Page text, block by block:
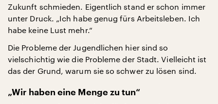
Zukunft schmieden. Eigentlich stand er schon immer
unter Druck. „Ich habe genug fürs Arbeitsleben. Ich
habe keine Lust mehr.“
Die Probleme der Jugendlichen hier sind so
vielschichtig wie die Probleme der Stadt. Vielleicht ist
das der Grund, warum sie so schwer zu lösen sind.
„Wir haben eine Menge zu tun“